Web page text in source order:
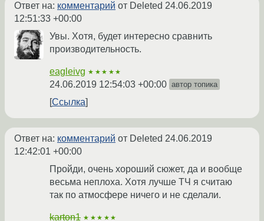
Ответ на: комментарий от Deleted 24.06.2019
12:51:33 +00:00
Увы. Хотя, будет интересно сравнить
производительность.
eagleivg ★★★★★
24.06.2019 12:54:03 +00:00 автор топика
Ссылка
Ответ на: комментарий от Deleted 24.06.2019
12:42:01 +00:00
Пройди, очень хороший сюжет, да и вообще
весьма неплоха. Хотя лучше ТЧ я считаю
так по атмосфере ничего и не сделали.
karton1 ★★★★★